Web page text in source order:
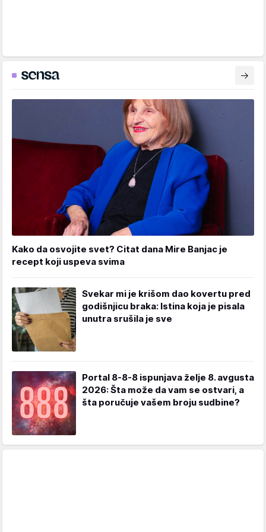
Kako da osvojite svet? Citat dana Mire Banjac je
recept koji uspeva svima
Svekar mi je krišom dao kovertu pred
godišnjicu braka: Istina koja je pisala
unutra srušila je sve
Portal 8-8-8 ispunjava želje 8. avgusta
2026: Šta može da vam se ostvari, a
šta poručuje vašem broju sudbine?